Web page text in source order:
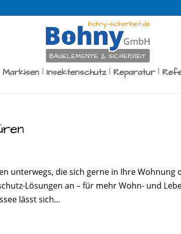
Markisen Insektenschutz Reparatur
unterwegs, die sich gerne in Ihre Wohnung
Lösungen an – für mehr Wohn- und
lässt sich...